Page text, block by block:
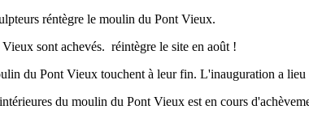
réntègre le moulin du Pont Vieux.
sont achevés. réintègre le site en août !
du Pont Vieux touchent à leur fin. L'inauguration a lieu
du moulin du Pont Vieux est en cours